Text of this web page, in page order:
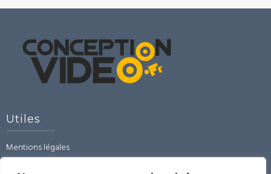
Utiles
Mentions légales
CGU-CGV-RGPD